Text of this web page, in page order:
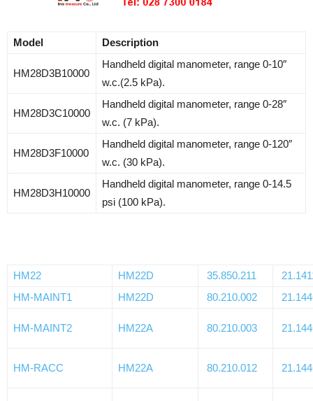
Model Description
HM28D3B10000
Handheld digital manometer, range 0-10″
w.c.(2.5 kPa).
HM28D3C10000
Handheld digital manometer, range 0-28″
w.c. (7 kPa).
HM28D3F10000
Handheld digital manometer, range 0-120″
w.c. (30 kPa).
HM28D3H10000
Handheld digital manometer, range 0-14.5
psi (100 kPa).
HM22 HM22D 35.850.211
HM-MAINT1
HM22D 80.210.002
HM-MAINT2 HM22A 80.210.003
HM-RACC HM22A 80.210.012